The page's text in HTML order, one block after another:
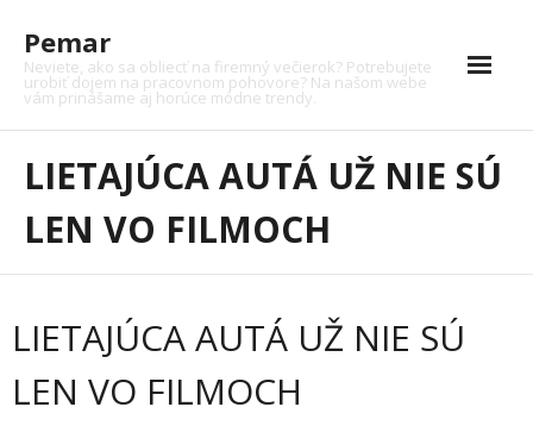
content
Pemar
Neviete, ako sa obliecť na firemný večierok? Potrebujete
urobiť dojem na pracovnom pohovore? Na našom webe
vám prinášame aj horúce módne trendy.
Krása
Kultúra
LIETAJÚCA AUTÁ UŽ NIE SÚ
LEN VO FILMOCH
LIETAJÚCA AUTÁ UŽ NIE SÚ
LEN VO FILMOCH